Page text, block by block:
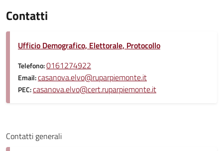
Contatti
Ufficio Demografico, Elettorale, Protocollo
Telefono:0161274922
Email:casanova.elvo@ruparpiemonte.it
PEC:casanova.elvo@cert.ruparpiemonte.it
Contatti generali